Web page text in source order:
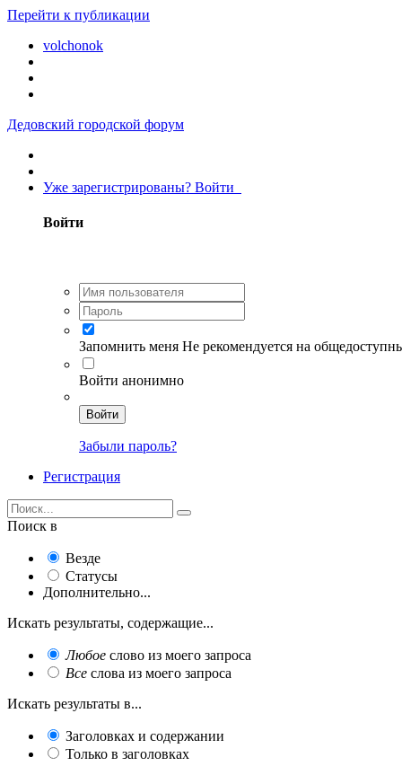
Перейти к публикации
volchonok
Дедовский городской форум
Уже зарегистрированы? Войти
Войти
Запомнить меня Не рекомендуется на
Войти анонимно
Войти
Забыли пароль?
Регистрация
Поиск в
Везде
Статусы
Дополнительно...
Искать результаты, содержащие...
Любое слово из моего запроса
Все слова из моего запроса
Искать результаты в...
Заголовках и содержании
Только в заголовках